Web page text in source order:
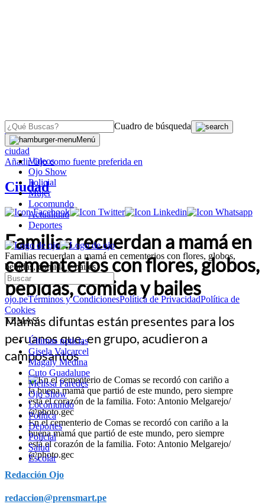
Cuadro de búsqueda
Menú
Videos
Ojo Show
Policial
Mujer
Locomundo
Actualidad
Deportes
Familias recuerdan a mamá en cementerios con flores, globos,
bebidas, comida y bailes
ojo.peTérminos y CondicionesPolítica de PrivacidadPolítica de
Cookies
TEMAS:
Últimas noticias
Gisela Valcarcel
Magaly Medina
Cuto Guadalupe
Melissa Paredes
Ojo Show
Locomundo
Política
Deportes
Policial
Salud
Escolar
OJO
ciudad
AñadirOjocomo fuente preferida en
Ciudad
Familias recuerdan a mamá en
cementerios con flores, globos,
bebidas, comida y bailes
Mamás difuntas están presentes para los
peruanos que, en grupo, acudieron a
camposantos
En el cementerio de Comas se recordó con cariño a la
buena mamá que partió de este mundo, pero siempre
está el corazón de la familia. Foto: Antonio Melgarejo/
@photo.gec
Redacción Ojo
redaccion@prensmart.pe